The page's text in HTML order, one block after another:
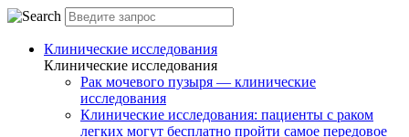
Клинические исследования
Клинические исследования
Рак мочевого пузыря — клинические
исследования
Клинические исследования: пациенты с раком
легких могут бесплатно пройти самое передовое